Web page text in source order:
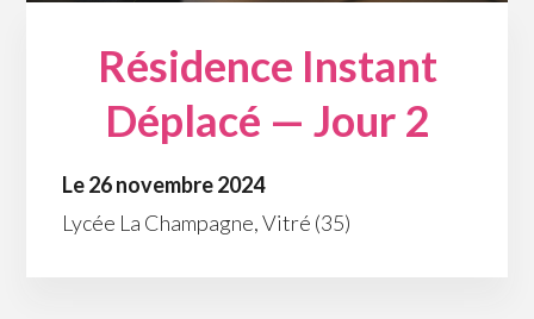
Résidence Instant
Déplacé — Jour 2
Le 26 novembre 2024
Lycée La Champagne, Vitré (35)